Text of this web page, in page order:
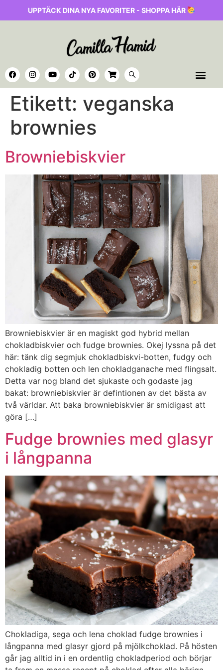
UPPTÄCK DINA NYA FAVORITER - SHOPPA HÄR
Etikett: veganska
brownies
Browniebiskvier
Browniebiskvier är en magiskt god hybrid mellan
chokladbiskvier och fudge brownies. Okej lyssna på det
här: tänk dig segmjuk chokladbiskvi-botten, fudgy och
chokladig botten och len chokladganache med flingsalt.
Detta var nog bland det sjukaste och godaste jag
bakat: browniebiskvier är defintionen av det bästa av
två världar. Att baka browniebiskvier är smidigast att
göra […]
Fudge brownies med glasyr
i långpanna
Chokladiga, sega och lena choklad fudge brownies i
långpanna med glasyr gjord på mjölkchoklad. På hösten
går jag alltid in i en ordentlig chokladperiod och börjar